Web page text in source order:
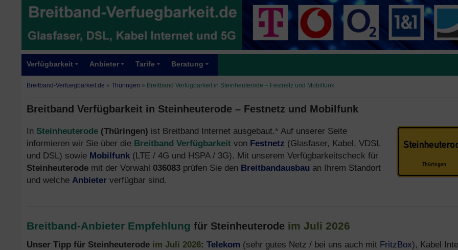
Verfügbarkeit Anbieter Tarife Beratung
Breitband-Verfuegbarkeit.de » Thüringen » Breitband Verfügbarkeit in Steinheuterode – Festnetz und Mobilfunk
Breitband Verfügbarkeit in Steinheuterode – Festnetz und Mobilfunk
In Steinheuterode (Thüringen) ist Breitband Internet ausgebaut.* Auf unserer Seite
informieren wir Sie über die Breitband Verfügbarkeit von Festnetz (Glasfaser, Kabel, VDSL
und DSL) sowie Mobilfunk (LTE / 4G und HSPA / 3G). Mit unserem Verfügbarkeitscheck für
Steinheuterode mit der Vorwahl 036083 prüfen Sie den Breitbandausbau an Ihrem Standort
und welche Anbieter verfügbar sind.
Breitband-Anbieter Empfehlung für Steinheuterode im Juli 2026
Unser Tipp für Steinheuterode im Juli 2026: Telekom (sehr gutes Netz / bei uns auch mit FritzBox), Kabel